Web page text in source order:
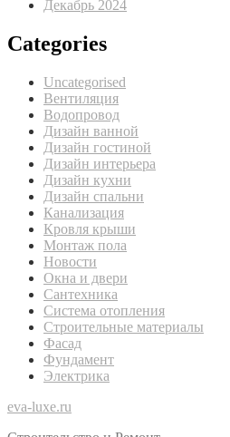
Декабрь 2024
Categories
Uncategorised
Вентиляция
Водопровод
Дизайн ванной
Дизайн гостиной
Дизайн интерьера
Дизайн кухни
Дизайн спальни
Канализация
Кровля крыши
Монтаж пола
Новости
Окна и двери
Сантехника
Система отопления
Строительные материалы
Фасад
Фундамент
Электрика
eva-luxe.ru